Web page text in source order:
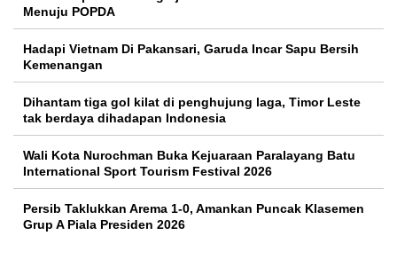
Menuju POPDA
Hadapi Vietnam Di Pakansari, Garuda Incar Sapu Bersih
Kemenangan
Dihantam tiga gol kilat di penghujung laga, Timor Leste
tak berdaya dihadapan Indonesia
Wali Kota Nurochman Buka Kejuaraan Paralayang Batu
International Sport Tourism Festival 2026
Persib Taklukkan Arema 1-0, Amankan Puncak Klasemen
Grup A Piala Presiden 2026